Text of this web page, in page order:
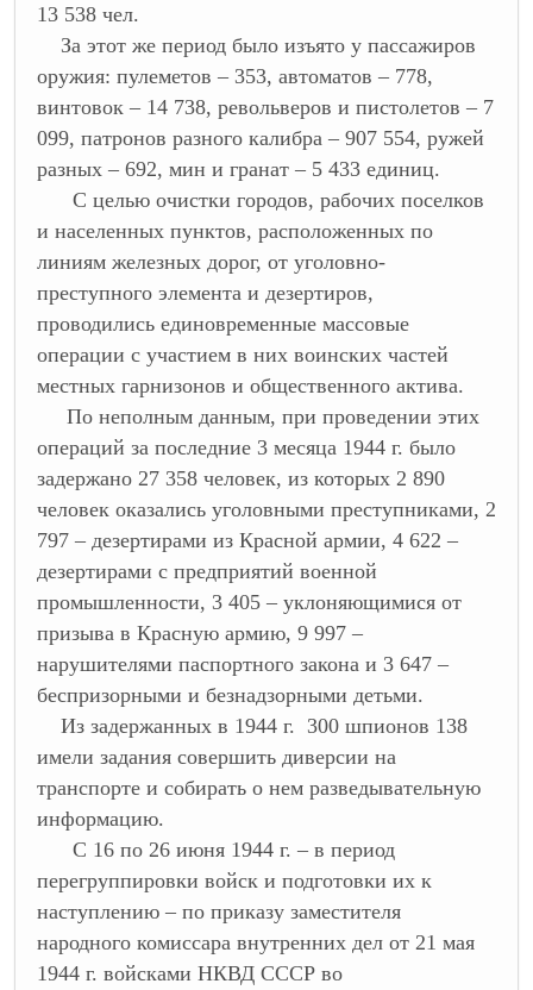
13 538 чел.
За этот же период было изъято у пассажиров
оружия: пулеметов – 353, автоматов – 778,
винтовок – 14 738, револьверов и пистолетов – 7
099, патронов разного калибра – 907 554, ружей
разных – 692, мин и гранат – 5 433 единиц.
С целью очистки городов, рабочих поселков
и населенных пунктов, расположенных по
линиям железных дорог, от уголовно-
преступного элемента и дезертиров,
проводились единовременные массовые
операции с участием в них воинских частей
местных гарнизонов и общественного актива.
По неполным данным, при проведении этих
операций за последние 3 месяца 1944 г. было
задержано 27 358 человек, из которых 2 890
человек оказались уголовными преступниками, 2
797 – дезертирами из Красной армии, 4 622 –
дезертирами с предприятий военной
промышленности, 3 405 – уклоняющимися от
призыва в Красную армию, 9 997 –
нарушителями паспортного закона и 3 647 –
беспризорными и безнадзорными детьми.
Из задержанных в 1944 г. 300 шпионов 138
имели задания совершить диверсии на
транспорте и собирать о нем разведывательную
информацию.
С 16 по 26 июня 1944 г. – в период
перегруппировки войск и подготовки их к
наступлению – по приказу заместителя
народного комиссара внутренних дел от 21 мая
1944 г. войсками НКВД СССР во